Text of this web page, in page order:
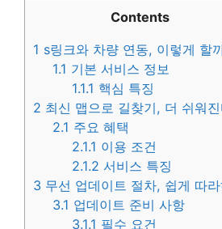
Contents
1 s링크와 차량 연동, 이렇게 할
1.1 기본 서비스 정보
1.1.1 핵심 특징
2 최신 맵으로 길찾기, 더 쉬워
2.1 주요 혜택
2.1.1 이용 조건
2.1.2 서비스 특징
3 무선 업데이트 절차, 쉽게 따라
3.1 업데이트 준비 사항
3.1.1 필수 요건